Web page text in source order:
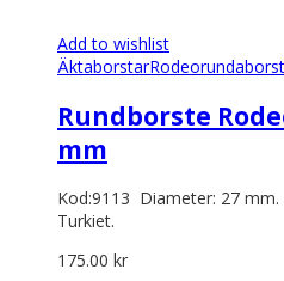
Add to wishlist
ÄktaborstarRodeo
Rundborste
mm
Kod:9113 Diameter: 27
Turkiet.
175.00 kr